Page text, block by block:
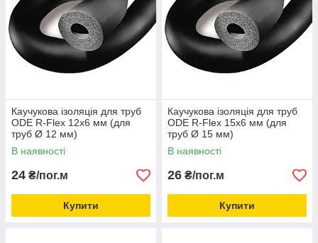
Каучукова ізоляція для труб
ODE R-Flex 12х6 мм (для
труб Ø 12 мм)
В наявності
24 ₴/пог.м
Купити
Каучукова ізоляція для труб
ODE R-Flex 15х6 мм (для
труб Ø 15 мм)
В наявності
26 ₴/пог.м
Купити